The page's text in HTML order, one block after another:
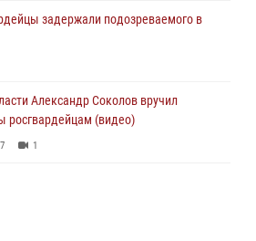
задержали подозреваемого в
Александр Соколов вручил
росгвардейцам (видео)
7 1